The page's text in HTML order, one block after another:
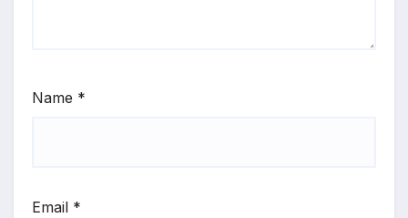
Name *
Email *